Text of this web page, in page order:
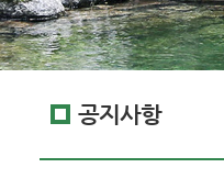
공지사항